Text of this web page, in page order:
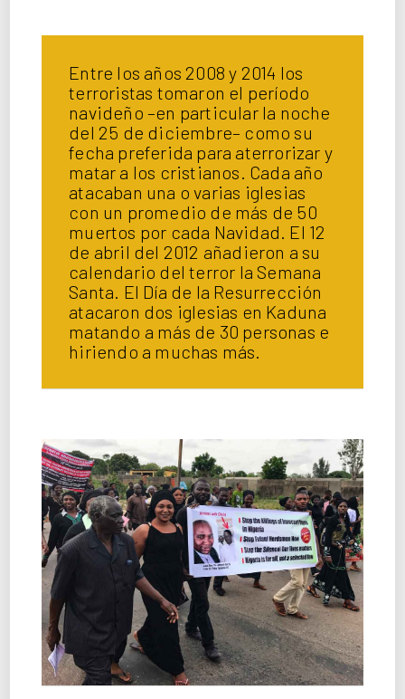
Entre los años 2008 y 2014 los
terroristas tomaron el período
navideño –en particular la noche
del 25 de diciembre– como su
fecha preferida para aterrorizar y
matar a los cristianos. Cada año
atacaban una o varias iglesias
con un promedio de más de 50
muertos por cada Navidad. El 12
de abril del 2012 añadieron a su
calendario del terror la Semana
Santa. El Día de la Resurrección
atacaron dos iglesias en Kaduna
matando a más de 30 personas e
hiriendo a muchas más.